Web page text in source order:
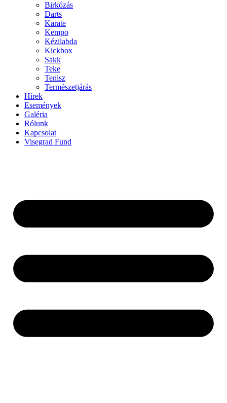
Birkózás
Darts
Karate
Kempo
Kézilabda
Kickbox
Sakk
Teke
Tenisz
Természetjárás
Hírek
Események
Galéria
Rólunk
Kapcsolat
Visegrad Fund